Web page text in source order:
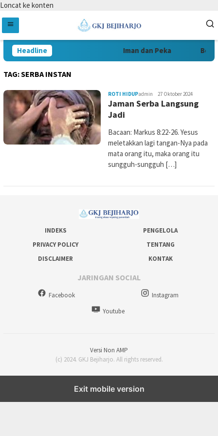
Loncat ke konten
Headline Iman dan Peka
TAG:SERBA INSTAN
ROTI HIDUPadmin 27 Oktober 2024
Jaman Serba Langsung
Jadi
Bacaan: Markus 8:22-26. Yesus
meletakkan lagi tangan-Nya pada
mata orang itu, maka orang itu
sungguh-sungguh […]
INDEKS
PENGELOLA
PRIVACY POLICY
TENTANG
DISCLAIMER
KONTAK
JARINGAN SOCIAL
Facebook
Instagram
Youtube
Versi Non AMP
(c) 2024. GKJ Bejiharjo. All rights reserved.
Exit mobile version